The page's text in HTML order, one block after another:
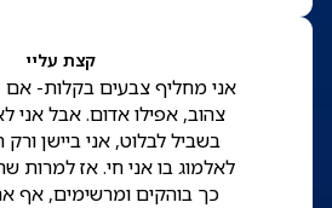
קצת עליי
אני מחליף צבעים בקלות- אם
צהוב, אפילו אדום. אבל אני
בשביל לבלוט, אני ביישן
לאלמוג בו אני חי. אז למרות
כך בוהקים ומרשימים, אף